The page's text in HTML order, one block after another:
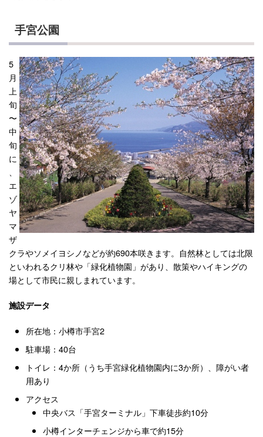
手宮公園
5
月
上
旬
〜
中
旬
に
エ
ゾ
ヤ
マ
ザ
クラやソメイヨシノなどが約690本咲きます。自然林としては北限
といわれるクリ林や「緑化植物園」があり、散策やハイキングの
場として市民に親しまれています。
施設データ
所在地：小樽市手宮2
駐車場：40台
トイレ：4か所（うち手宮緑化植物園内に3か所）、障がい者
用あり
アクセス
中央バス「手宮ターミナル」下車徒歩約10分
小樽インターチェンジから車で約15分